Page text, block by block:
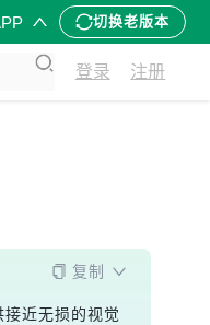
切换老版本
登录 注册
复制
近无损的视觉